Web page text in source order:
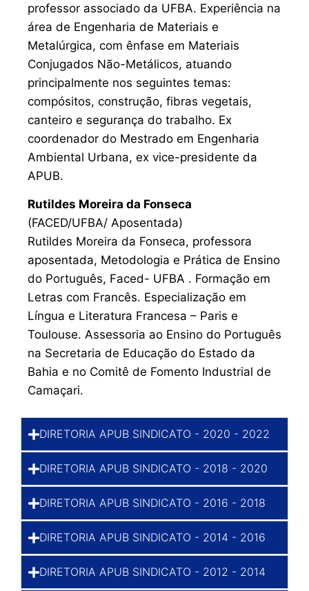
professor associado da UFBA. Experiência na
área de Engenharia de Materiais e
Metalúrgica, com ênfase em Materiais
Conjugados Não-Metálicos, atuando
principalmente nos seguintes temas:
compósitos, construção, fibras vegetais,
canteiro e segurança do trabalho. Ex
coordenador do Mestrado em Engenharia
Ambiental Urbana, ex vice-presidente da
APUB.
Rutildes Moreira da Fonseca
(FACED/UFBA/ Aposentada)
Rutildes Moreira da Fonseca, professora
aposentada, Metodologia e Prática de Ensino
do Português, Faced- UFBA . Formação em
Letras com Francês. Especialização em
Língua e Literatura Francesa – Paris e
Toulouse. Assessoria ao Ensino do Português
na Secretaria de Educação do Estado da
Bahia e no Comitê de Fomento Industrial de
Camaçari.
DIRETORIA APUB SINDICATO - 2020 - 2022
DIRETORIA APUB SINDICATO - 2018 - 2020
DIRETORIA APUB SINDICATO - 2016 - 2018
DIRETORIA APUB SINDICATO - 2014 - 2016
DIRETORIA APUB SINDICATO - 2012 - 2014